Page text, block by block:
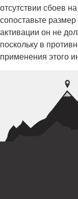
отсутствии сбоев
сопоставьте
активации он не
поскольку в
применения этого